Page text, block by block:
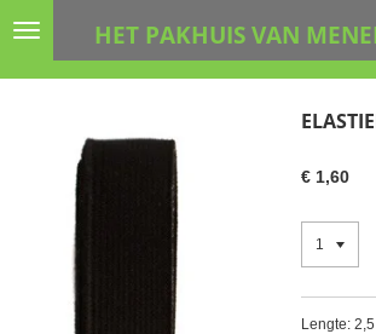
Ga
HET PAKHUIS VAN
€ 1,60
Lengte: